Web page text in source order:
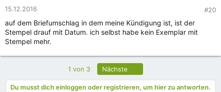
15.12.2016 #20
auf dem Briefumschlag in dem meine Kündigung ist, ist der
Stempel drauf mit Datum. ich selbst habe kein Exemplar mit
Stempel mehr.
1 von 3 Nächste
Du musst dich einloggen oder registrieren, um hier zu antworten.